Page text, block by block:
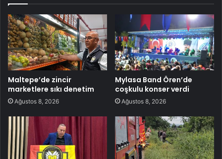
Maltepe’de zincir
marketlere sıkı denetim
Ağustos 8, 2026
Mylasa Band Ören’de
coşkulu konser verdi
Ağustos 8, 2026